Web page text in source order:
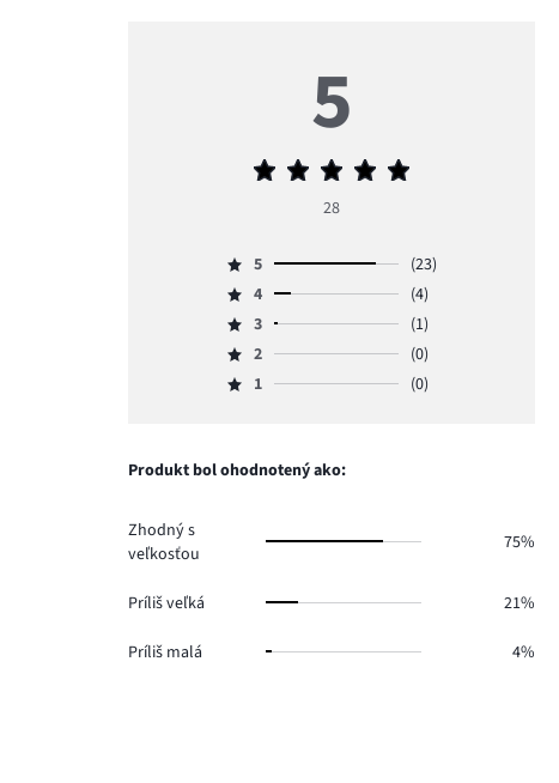
5
Priemerné
5
28
Hodnotenie
5,
počet
hlasov
5
(23)
Hodnotenie
4,
počet
hlasov
4
(4)
Hodnotenie
3,
počet
3
(1)
Hodnotenie
2,
0.
2
(0)
Hodnotenie
hlasov
1 (0)
Produkt bol ohodnotený ako:
Zhodný s
veľkosťou
75%
Príliš veľká 21%
Príliš malá 4%